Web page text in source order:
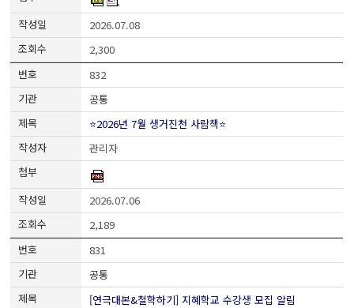
2026.07.08
2,300
832
공통
⭐2026년 7월 생거진천 사람책⭐
관리자
2026.07.06
2,189
831
공통
[연극대본&철학하기] 지혜학교 수강생 모집 알림